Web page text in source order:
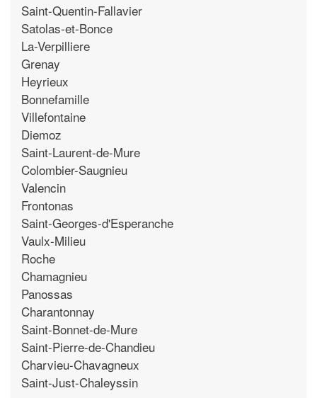
Saint-Quentin-Fallavier
Satolas-et-Bonce
La-Verpilliere
Grenay
Heyrieux
Bonnefamille
Villefontaine
Diemoz
Saint-Laurent-de-Mure
Colombier-Saugnieu
Valencin
Frontonas
Saint-Georges-d'Esperanche
Vaulx-Milieu
Roche
Chamagnieu
Panossas
Charantonnay
Saint-Bonnet-de-Mure
Saint-Pierre-de-Chandieu
Charvieu-Chavagneux
Saint-Just-Chaleyssin